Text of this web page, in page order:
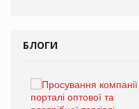
БЛОГИ